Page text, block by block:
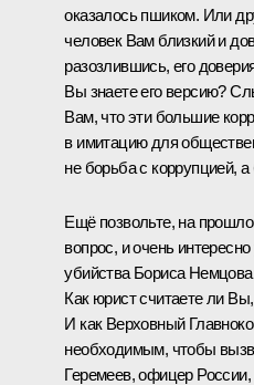
оказалось пшиком. Или
человек Вам близкий и
разозлившись, его
Вы знаете его версию?
Вам, что эти большие
в имитацию для
не борьба с коррупцией,
Ещё позвольте, на
вопрос, и очень
убийства Бориса
Как юрист считаете ли
И как Верховный
необходимым, чтобы
Геремеев, офицер России,